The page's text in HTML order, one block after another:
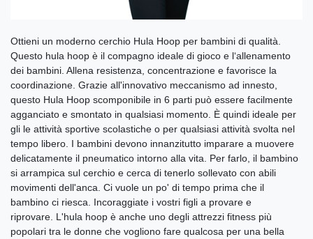
Ottieni un moderno cerchio Hula Hoop per bambini di qualità.
Questo hula hoop è il compagno ideale di gioco e l‘allenamento
dei bambini. Allena resistenza, concentrazione e favorisce la
coordinazione. Grazie all'innovativo meccanismo ad innesto,
questo Hula Hoop scomponibile in 6 parti può essere facilmente
agganciato e smontato in qualsiasi momento. È quindi ideale per
gli le attività sportive scolastiche o per qualsiasi attività svolta nel
tempo libero. I bambini devono innanzitutto imparare a muovere
delicatamente il pneumatico intorno alla vita. Per farlo, il bambino
si arrampica sul cerchio e cerca di tenerlo sollevato con abili
movimenti dell'anca. Ci vuole un po' di tempo prima che il
bambino ci riesca. Incoraggiate i vostri figli a provare e
riprovare. L'hula hoop è anche uno degli attrezzi fitness più
popolari tra le donne che vogliono fare qualcosa per una bella